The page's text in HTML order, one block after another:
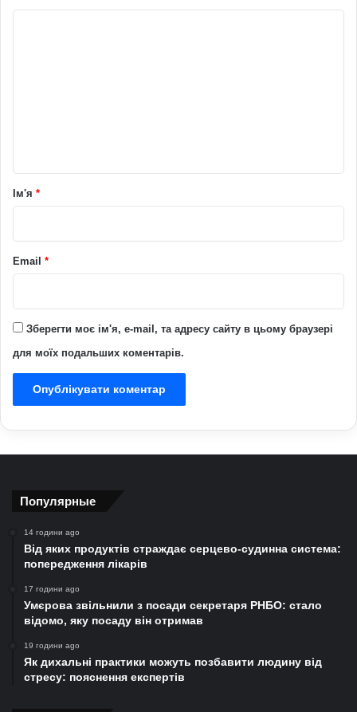
рІм'я *
Email *
Зберегти моє ім'я, e-mail, та адресу сайту в цьому браузері
для моїх подальших коментарів.
Популярные
14 години ago
Від яких продуктів страждає серцево-судинна система:
попередження лікарів
17 години ago
Умєрова звільнили з посади секретаря РНБО: стало
відомо, яку посаду він отримав
19 години ago
Як дихальні практики можуть позбавити людину від
стресу: пояснення експертів